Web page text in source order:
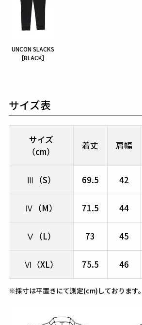
UNCON SLACKS
［BLACK］
サイズ表
サイズ
（cm）
着丈 肩幅
Ⅲ（S） 69.5 42
Ⅳ（M） 71.5 44
Ⅴ（L） 73 45
Ⅵ（XL） 75.5 46
※採寸は平置きにて測定(cm)しております。